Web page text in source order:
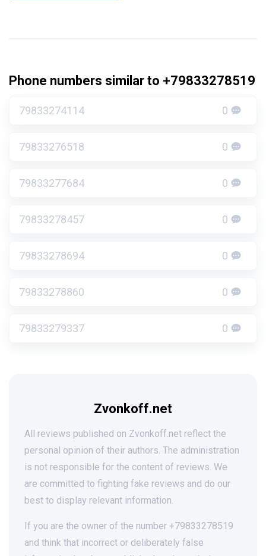
Phone numbers similar to +79833278519
79833274114 0
79833276518 0
79833277684 0
79833278457 0
79833278694 0
79833278860 0
79833279337 0
Zvonkoff.net
All reviews published on Zvonkoff.net reflect the
personal opinion of their authors. The administration
is not responsible for the content of reviews. We
are committed to fighting fake reviews and do our
best to display relevant information.
If you are the owner of the number +79833278519
and think that incorrect or deliberately false